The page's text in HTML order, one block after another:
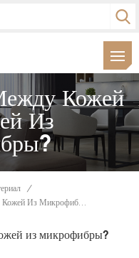
Кожей
Из
/
В Чем Разница Между Кожей Pu И Кожей Из Микрофибры?
из микрофибры?